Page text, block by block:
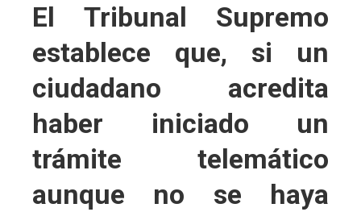
El Tribunal Supremo
establece que, si un
ciudadano acredita
haber iniciado un
trámite telemático
aunque no se haya